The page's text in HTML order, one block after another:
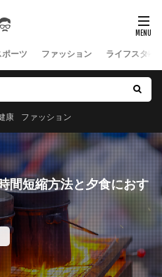
ポーツ ファッション ライフスタイ
康 ファッション
間短縮方法と夕食におす